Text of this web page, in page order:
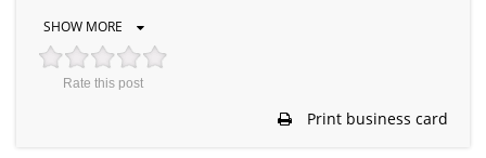
SHOW MORE
Rate this post
Print business card